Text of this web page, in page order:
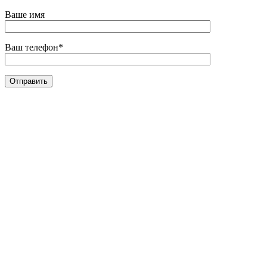
Ваше имя
Ваш телефон*